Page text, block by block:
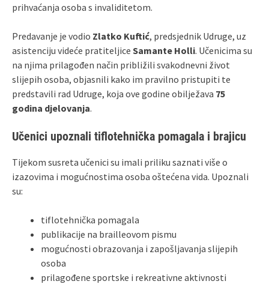
prihvaćanja osoba s invaliditetom.
Predavanje je vodio Zlatko Kuftić, predsjednik Udruge, uz
asistenciju videće pratiteljice Samante Holli. Učenicima su
na njima prilagođen način približili svakodnevni život
slijepih osoba, objasnili kako im pravilno pristupiti te
predstavili rad Udruge, koja ove godine obilježava 75
godina djelovanja.
Učenici upoznali tiflotehnička pomagala i brajicu
Tijekom susreta učenici su imali priliku saznati više o
izazovima i mogućnostima osoba oštećena vida. Upoznali
su:
tiflotehnička pomagala
publikacije na brailleovom pismu
mogućnosti obrazovanja i zapošljavanja slijepih
osoba
prilagođene sportske i rekreativne aktivnosti